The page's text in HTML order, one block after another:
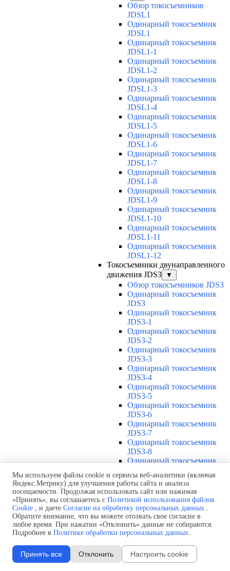
Обзор токосъемников
JDSL1
Одинарный токосъемник
JDSL1
Одинарный токосъемник
JDSL1-1
Одинарный токосъемник
JDSL1-2
Одинарный токосъемник
JDSL1-3
Одинарный токосъемник
JDSL1-4
Одинарный токосъемник
JDSL1-5
Одинарный токосъемник
JDSL1-6
Одинарный токосъемник
JDSL1-7
Одинарный токосъемник
JDSL1-8
Одинарный токосъемник
JDSL1-9
Одинарный токосъемник
JDSL1-10
Одинарный токосъемник
JDSL1-11
Одинарный токосъемник
JDSL1-12
Токосъемники двунаправленного
движения JDS3
▼
Обзор токосъемников JDS3
Одинарный токосъемник
JDS3
Одинарный токосъемник
JDS3-1
Одинарный токосъемник
JDS3-2
Одинарный токосъемник
JDS3-3
Одинарный токосъемник
JDS3-4
Одинарный токосъемник
JDS3-5
Одинарный токосъемник
JDS3-6
Одинарный токосъемник
JDS3-7
Одинарный токосъемник
JDS3-8
Одинарный токосъемник
Одинарный токосъемник
JDS3-10
Одинарный токосъемник
JDS3-11
Одинарный токосъемник
JDS3-12
Соединения U12 ▼
Защитная оболочка для
соединений U12
Стыковочное соединение U12
Мы используем файлы cookie и сервисы веб-аналитики (включая
Яндекс.Метрику) для улучшения работы сайта и анализа
посещаемости. Продолжая использовать сайт или нажимая
«Принять», вы соглашаетесь с Политикой использования файлов
Cookie , и даете Согласие на обработку персональных данных .
Обратите внимание, что вы можете отозвать свое согласие в
любое время. При нажатии «Отклонить» данные не собираются.
Подробнее в Политике обработки персональных данных.
Принять все Отклонить Настроить cookie